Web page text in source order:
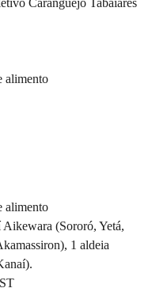
alimento
alimento
(Sororó, Yetá,
1 aldeia